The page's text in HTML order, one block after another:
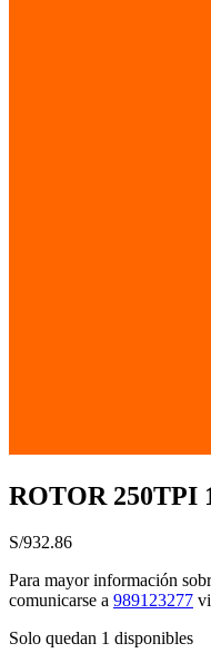
ROTOR 250TPI
S/932.86
Para mayor información
comunicarse a 989123277
Solo quedan 1 disponibles